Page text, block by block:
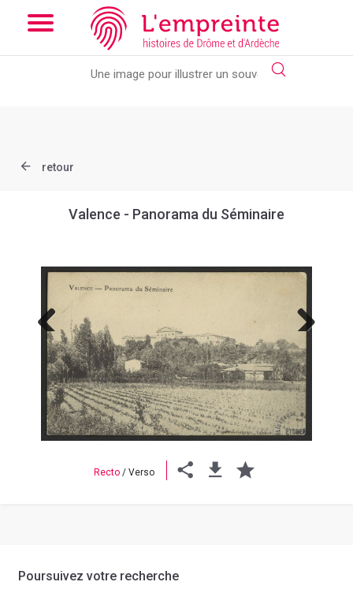
Array ( [slug] => document [ref] => B263626101_CP1901 )
Add the new slick-theme.css if you want the default styling
retour
Valence - Panorama du Séminaire
Previous Next
Recto / Verso
Poursuivez votre recherche